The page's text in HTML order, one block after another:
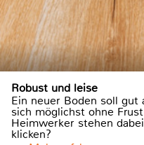
Robust und leise
Ein neuer Boden soll gut
sich möglichst ohne
Heimwerker stehen
klicken?